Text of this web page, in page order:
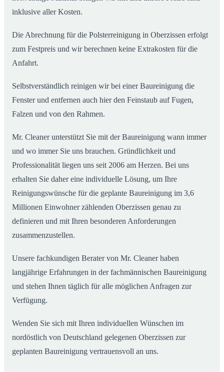
inklusive aller Kosten.
Die Abrechnung für die Polsterreinigung in Oberzissen erfolgt
zum Festpreis und wir berechnen keine Extrakosten für die
Anfahrt.
Selbstverständlich reinigen wir bei einer Baureinigung die
Fenster und entfernen auch hier den Feinstaub auf Fugen,
Falzen und von den Rahmen.
Mr. Cleaner unterstützt Sie mit der Baureinigung wann immer
und wo immer Sie uns brauchen. Gründlichkeit und
Professionalität liegen uns seit 2006 am Herzen. Bei uns
erhalten Sie daher eine individuelle Lösung, um Ihre
Reinigungswünsche für die geplante Baureinigung im 3,6
Millionen Einwohner zählenden Oberzissen genau zu
definieren und mit Ihren besonderen Anforderungen
zusammenzustellen.
Unsere fachkundigen Berater von Mr. Cleaner haben
langjährige Erfahrungen in der fachmännischen Baureinigung
und stehen Ihnen täglich für alle möglichen Anfragen zur
Verfügung.
Wenden Sie sich mit Ihren individuellen Wünschen im
nordöstlich von Deutschland gelegenen Oberzissen zur
geplanten Baureinigung vertrauensvoll an uns.